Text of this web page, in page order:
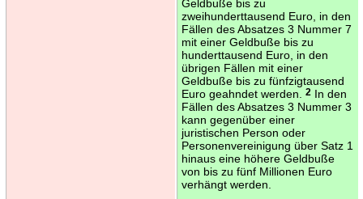
Geldbuße bis zu
zweihunderttausend Euro, in den
Fällen des Absatzes 3 Nummer 7
mit einer Geldbuße bis zu
hunderttausend Euro, in den
übrigen Fällen mit einer
Geldbuße bis zu fünfzigtausend
Euro geahndet werden.
2In den
Fällen des Absatzes 3 Nummer 3
kann gegenüber einer
juristischen Person oder
Personenvereinigung über Satz 1
hinaus eine höhere Geldbuße
von bis zu fünf Millionen Euro
verhängt werden.